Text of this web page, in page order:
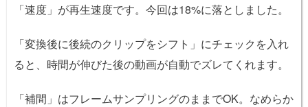
「速度」が再生速度です。今回は18%に落としました。
「変換後に後続のクリップをシフト」にチェックを入れ
ると、時間が伸びた後の動画が自動でズレてくれます。
「補間」はフレームサンプリングのままでOK。なめらか